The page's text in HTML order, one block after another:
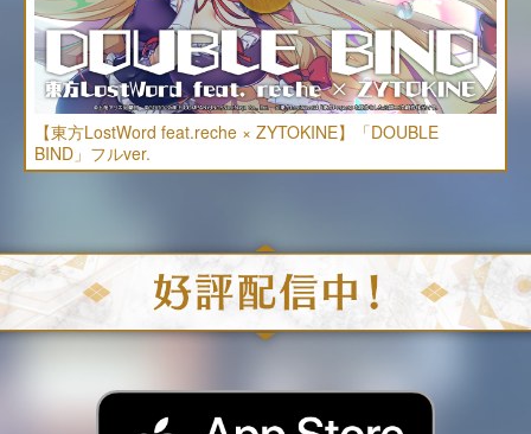
【東方LostWord feat.reche × ZYTOKINE】「DOUBLE
BIND」フルver.